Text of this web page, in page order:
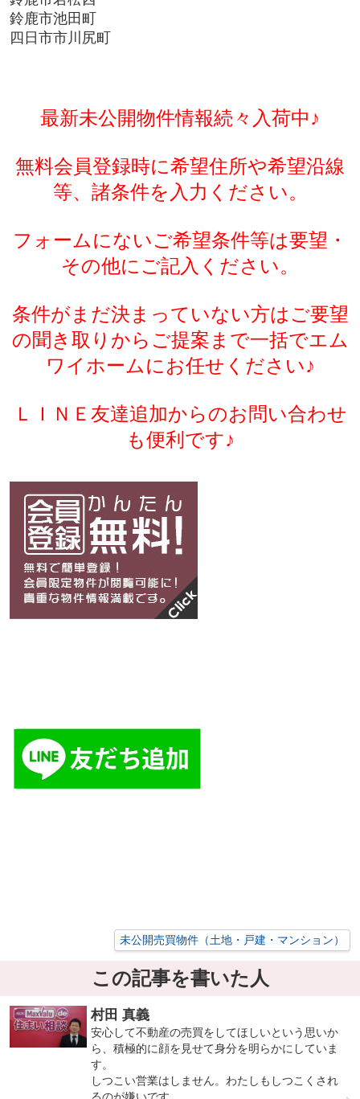
鈴鹿市池田町
四日市市川尻町
最新未公開物件情報続々入荷中♪
無料会員登録時に希望住所や希望沿線
等、諸条件を入力ください。
フォームにないご希望条件等は要望・
その他にご記入ください。
条件がまだ決まっていない方はご要望
の聞き取りからご提案まで一括でエム
ワイホームにお任せください♪
ＬＩＮＥ友達追加からのお問い合わせ
も便利です♪
未公開売買物件（土地・戸建・マンション）
この記事を書いた人
村田 真義
安心して不動産の売買をしてほしいという思いか
ら、積極的に顔を見せて身分を明らかにしていま
す。
しつこい営業はしません。わたしもしつこくされ
るのが嫌いです。